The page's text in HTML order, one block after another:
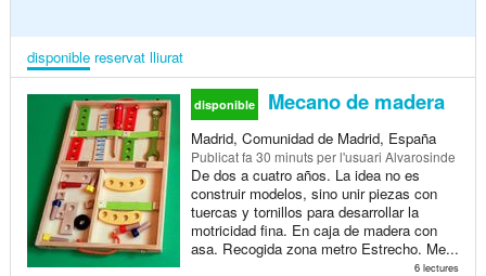
disponible reservat lliurat
disponible Mecano de madera
Madrid, Comunidad de Madrid, España
Publicatfa 30 minutsper l'usuari Alvarosinde
De dos a cuatro años. La idea no es
construir modelos, sino unir piezas con
tuercas y tornillos para desarrollar la
motricidad fina. En caja de madera con
asa. Recogida zona metro Estrecho. Me...
6 lectures